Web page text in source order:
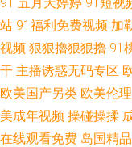
站 91福利免费视频 加
视频 狠狠擼狠狠擼 91
干 主播诱惑无码专区
欧美国产另类 欧美伦
美成年视频 操碰操揉
在线观看免费 岛国精